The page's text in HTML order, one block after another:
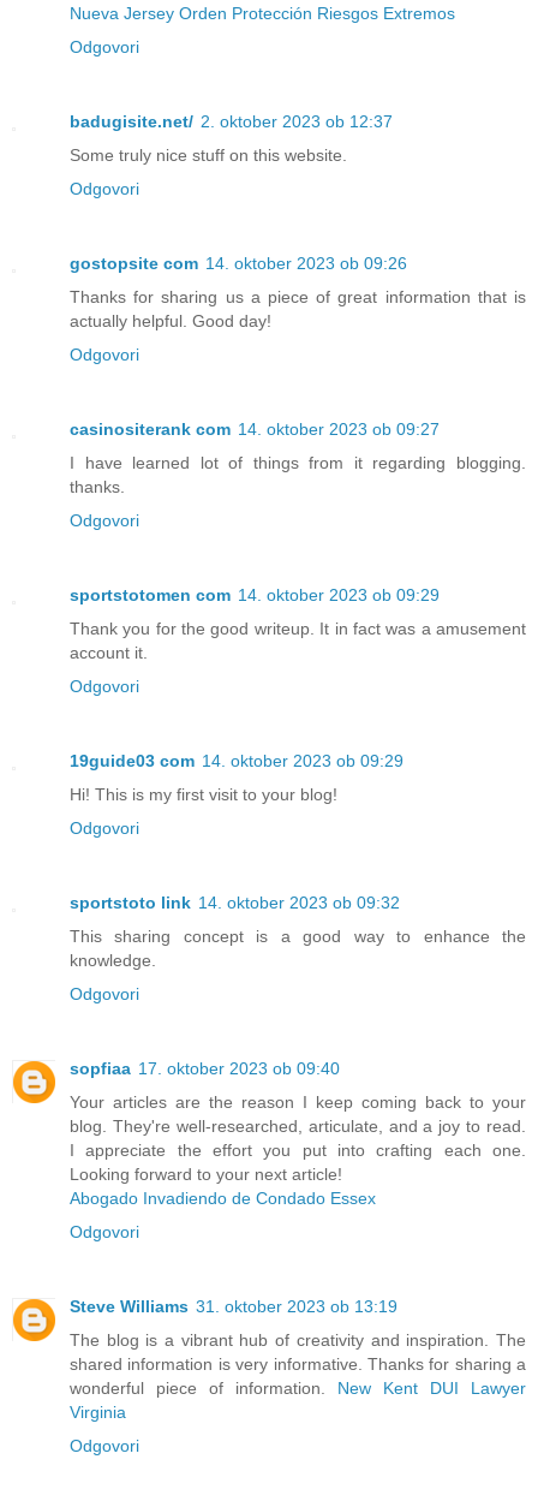
Nueva Jersey Orden Protección Riesgos Extremos
Odgovori
badugisite.net/ 2. oktober 2023 ob 12:37
Some truly nice stuff on this website.
Odgovori
gostopsite com 14. oktober 2023 ob 09:26
Thanks for sharing us a piece of great information that is
actually helpful. Good day!
Odgovori
casinositerank com 14. oktober 2023 ob 09:27
I have learned lot of things from it regarding blogging.
thanks.
Odgovori
sportstotomen com 14. oktober 2023 ob 09:29
Thank you for the good writeup. It in fact was a amusement
account it.
Odgovori
19guide03 com 14. oktober 2023 ob 09:29
Hi! This is my first visit to your blog!
Odgovori
sportstoto link 14. oktober 2023 ob 09:32
This sharing concept is a good way to enhance the
knowledge.
Odgovori
sopfiaa 17. oktober 2023 ob 09:40
Your articles are the reason I keep coming back to your
blog. They're well-researched, articulate, and a joy to read.
I appreciate the effort you put into crafting each one.
Looking forward to your next article!
Abogado Invadiendo de Condado Essex
Odgovori
Steve Williams 31. oktober 2023 ob 13:19
The blog is a vibrant hub of creativity and inspiration. The
shared information is very informative. Thanks for sharing a
wonderful piece of information. New Kent DUI Lawyer
Virginia
Odgovori